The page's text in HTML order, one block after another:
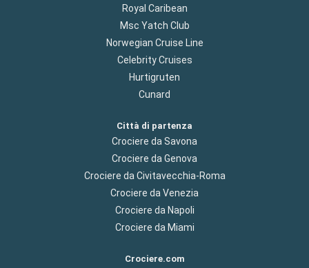
Royal Caribean
Msc Yatch Club
Norwegian Cruise Line
Celebrity Cruises
Hurtigruten
Cunard
Città di partenza
Crociere da Savona
Crociere da Genova
Crociere da Civitavecchia-Roma
Crociere da Venezia
Crociere da Napoli
Crociere da Miami
Crociere.com